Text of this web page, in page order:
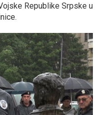
Republike Srpske u